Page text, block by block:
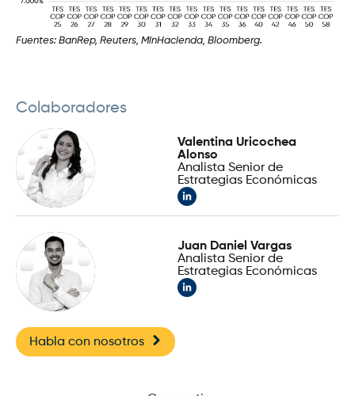
Fuentes: BanRep, Reuters, MinHacienda, Bloomberg.
Colaboradores
Valentina Uricochea
Alonso
Analista Senior de
Estrategias Económicas
Juan Daniel Vargas
Analista Senior de
Estrategias Económicas
Habla con nosotros